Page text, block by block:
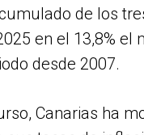
de los
en el 13,8% el
desde 2007.
Canarias ha